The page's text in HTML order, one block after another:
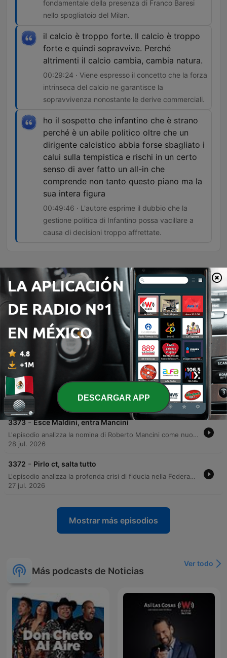
fondamentale della presenza di Franco Baresi
nello spogliatoio del Milan.
il calcio è troppo forte. Il calcio è troppo
forte e quindi sopravvive. Perché
altrimenti il calcio cambia, cambia natura.
00:29:24 · Viene espresso il concetto che la forza
intrinseca del calcio ne garantisce la
sopravvivenza nonostante le derive commerciali.
ho il sospetto che infantino che è strano
perché è un abile politico oltre che un
dirigente calcistico abbia forse sbagliato i
calui sulla tempistica e rischi in un certo
senso di aver fatto un all-in che
comprende non tanto questo piano ma la
sua intera figura
00:49:46 · L'autore esprime il dubbio che la
gestione politica di Infantino possa vacillare a
causa di decisioni troppo affrettate.
Episodios
3376 Grande grande grande Franco
Un tributo commovente a Franco Baresi, celebrando la sua leggendaria carriera nel Milan e nella Nazionale italiana, il suo carisma e l'intelligenza tattica che lo hanno reso un leader indimenticabile. Attraverso i ricordi di esperti, viene ripercorsa l'essenza della sua leadership e il profondo legame con i tifosi. L'episodio analizza inoltre le dinamiche del calcio moderno, dalle critiche alla gestione commerciale della FIFA sotto la presidenza Infantino alle polemiche sulla Nazionale italiana. La discussione si estende al calciomercato europeo, alle ambizioni geopolitiche del calcio e all'evoluzione della NBA attraverso l'eredità di LeBron James.
3375 A volte ritornano
Un dibattito approfondito sulla gestione della Nazionale italiana, analizzando il rapporto tra Mancini e la federazione, le criticità comunicative e il confronto tecnico con figure come Conte e Pirlo. La discussione esplora inoltre la necessità di bilanciare i risultati immediati con lo sviluppo dei settori giovanili e le difficoltà economiche dei club italiani. L'episodio si sposta poi su temi di calciomercato e motorsport, esaminando le novità tecniche della Ferrari e le incertezze logistiche riguardanti la possibile corsa della Formula 1 a Imola nel periodo natalizio.
30 jul. 2026
3374 Errori e opportunità
L'episodio analizza le recenti polemiche legate alla gestione della Federazione Calcio, con particolare attenzione alle critiche verso le nomine di Roberto Mancini e il mancato rinnovo di Andrea Pirlo, spesso accusate di logiche di 'amichettismo'. La discussione affronta inoltre il fallimento dei progetti di rinnovamento legati a Maldini e Leonardo e le tensioni nella politica sportiva italiana sotto la guida di Malagò. Il dibattito si sposta poi sulle dinamiche di mercato del Milan, identificando la situazione contrattuale di Leao come un ostacolo fondamentale per lo sviluppo delle operazioni di mercato del club. La puntata si conclude con una riflessione sull'immobilità strutturale del calcio italiano.
29 jul. 2026
3373 - Esce Maldini, entra Mancini
L'episodio analizza la nomina di Roberto Mancini come nuovo commissario tecnico della nazionale italiana, esaminando le tensioni politiche all'interno della Federcalcio e il ruolo dei vertici come Malagò, Maldini e Leonardo. Il dibattito affronta le criticità strutturali del calcio italiano, dal problema degli elegibili alla gestione delle dimissioni e delle candidature controverse. La discussione si estende poi alle implicazioni della gestione federale e alle difficoltà di altri sport come il ciclismo, concludendosi con una riflessione sul declino delle risorse e sulle prospettive future per lo sport nazionale.
28 jul. 2026
3372 - Pirlo ct, salta tutto
L'episodio analizza la profonda crisi di fiducia nella Federazione Calcio Italiana, esaminando il conflitto tra le strategie della presidenza Malagò e i progetti di figure come Maldini e Leonardo. Viene discussa l'incertezza sulla guida della Nazionale, valutando profili quali Mancini, Pirlo e Conte in un contesto di tensioni tra interessi commerciali e ruolo istituzionale. Il dibattito si estende alla gestione del Napoli sotto De Laurentiis e alle prospettive di mercato con l'ipotesi Allegri. Infine, l'attenzione si sposta sulla Formula 1, analizzando le prestazioni della McLaren e le sfide tecniche e gerarchiche all'interno della Ferrari in seguito al Gran Premio d'Ungheria.
27 jul. 2026
Mostrar más episodios
Más podcasts de Noticias
Ver todo
DESCARGAR APP